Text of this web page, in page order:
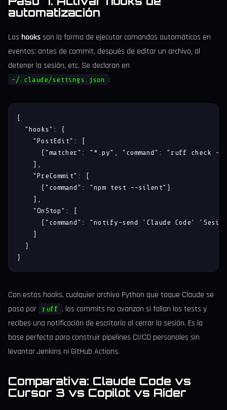
automatización
Los hooksson la forma de ejecutar comandos automáticos en
eventos: antes de commit, después de editar un archivo, al
detener la sesión, etc. Se declaran en
~/.claude/settings.json :
{
  "hooks": {
    "PostEdit": [
{"matcher": "*.py", "command": "ruff check --
    ],
    "PreCommit": [
      {"command": "npm test --silent"}
    ],
    "OnStop": [
{"command": "notify-send 'Claude Code'
    ]
  }
}
Con estos hooks, cualquier archivo Python que toque Claude se
pasa por
ruff , los commits no avanzan si fallan los tests y
recibes una notificación de escritorio al cerrar la sesión. Es la
base perfecta para construir pipelines CI/CD personales sin
levantar Jenkins ni GitHub Actions.
Comparativa: Claude Code vs
Cursor 3 vs Copilot vs Aider